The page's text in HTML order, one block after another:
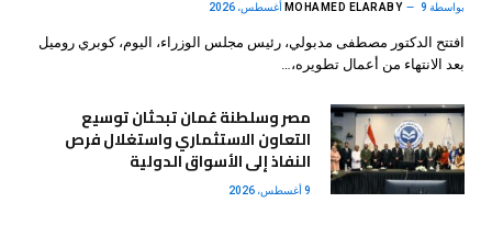
بواسطة MOHAMED ELARABY 9 أغسطس، 2026
افتتح الدكتور مصطفى مدبولي، رئيس مجلس الوزراء، اليوم، كوبري روميل
بعد الانتهاء من أعمال تطويره،…
مصر وسلطنة عُمان تبحثان توسيع
التعاون الاستثماري واستغلال فرص
النفاذ إلى الأسواق الدولية
9 أغسطس، 2026